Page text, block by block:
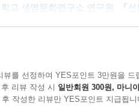
것이 더 이상 평범하지만은 않
훌륭히 수행하고 있다.
학교 생명문화연구소 연구원, 『
주의적 세계관으로 형성된 습
려는 교육학적·예전적 작업을
신의 모습을 따라 우리를 빚어내
대학원 교의학 교수, 『우리는
뷰를 선정하여 YES포인트 3만원을 드
리뷰 작성 시 일반회원 300원, 마니
작성한 리뷰만 YES포인트 지급됩니